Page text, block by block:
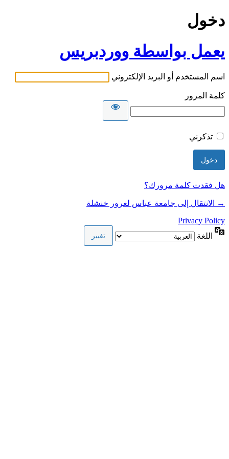
دخول
يعمل بواسطة ووردبريس
اسم المستخدم أو البريد الإلكتروني
كلمة المرور
تذكرني
هل فقدت كلمة مرورك؟
→ الانتقال إلى جامعة عباس لغرور خنشلة
Privacy Policy
اللغة